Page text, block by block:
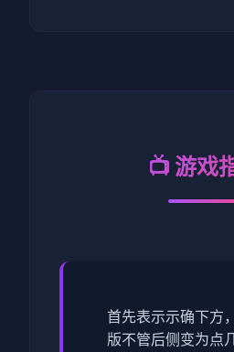
📺 游戏
首先表示示确下方
版不管后侧变为点